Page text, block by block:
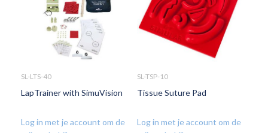
SL-LTS-40
LapTrainer with SimuVision
Log in met je account om de
SL-TSP-10
Tissue Suture Pad
Log in met je account om de